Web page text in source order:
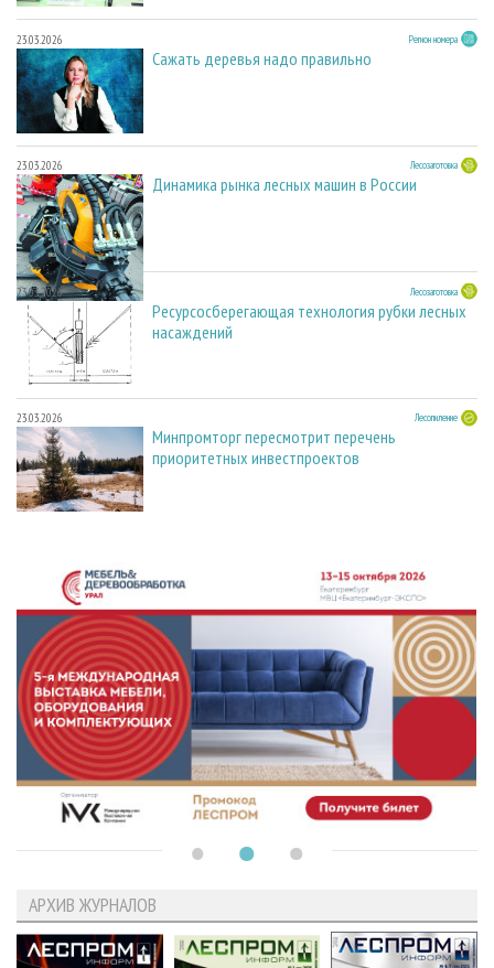
23.03.2026 Регион номера
Сажать деревья надо правильно
23.03.2026 Лесозаготовка
Динамика рынка лесных машин в России
23.03.2026 Лесозаготовка
Ресурсосберегающая технология рубки лесных
насаждений
23.03.2026 Лесопиление
Минпромторг пересмотрит перечень
приоритетных инвестпроектов
АРХИВ ЖУРНАЛОВ